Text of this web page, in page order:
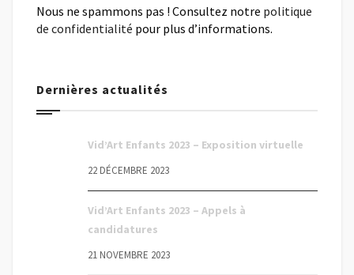
Nous ne spammons pas ! Consultez notre politique
de confidentialité pour plus d’informations.
Dernières actualités
Vid’Art Enfants 2023 – Exposition virtuelle
22 DÉCEMBRE 2023
Vid’Art Enfants 2023 – Appels à
candidatures
21 NOVEMBRE 2023